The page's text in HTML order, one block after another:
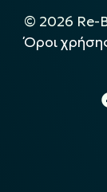
© 2026 Re-
Όροι